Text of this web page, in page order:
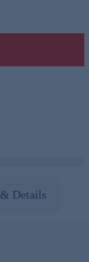
Details